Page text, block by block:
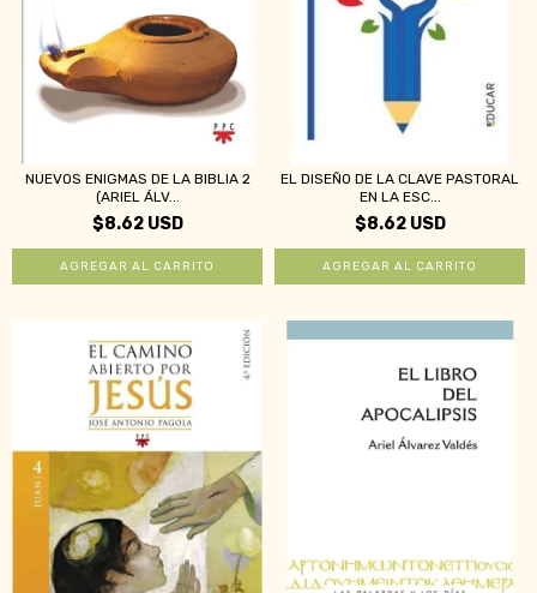
NUEVOS ENIGMAS DE LA BIBLIA 2
(ARIEL ÁLV...
$8.62 USD
EL DISEÑO DE LA CLAVE PASTORAL
EN LA ESC...
$8.62 USD